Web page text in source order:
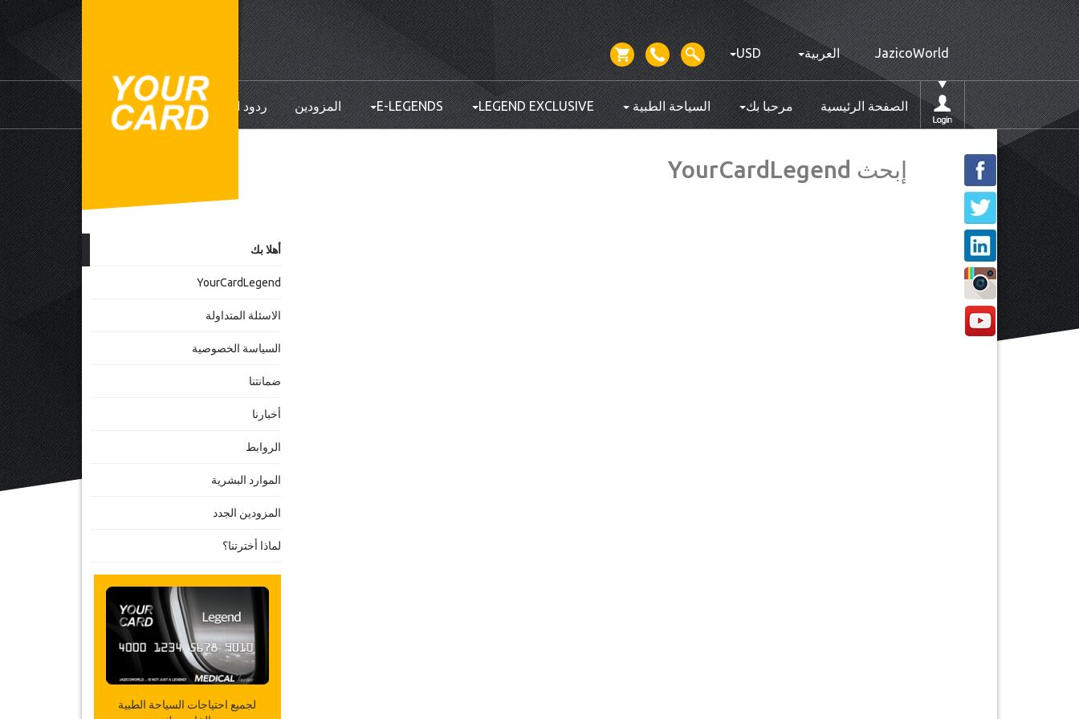
JazicoWorld العربية USD
الصفحة الرئيسية مرحبا بك السياحة الطبية LEGEND EXCLUSIVE
E-LEGENDS المزودين ردود الفعل
أهلا بك
YourCardLegend
الاسئلة المتداولة
السياسة الخصوصية
ضمانتنا
أخبارنا
الروابط
الموارد البشرية
المزودين الجدد
لماذا أخترتنا؟
لجميع احتياجات السياحة الطبية
إبحث YourCardLegend